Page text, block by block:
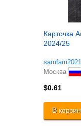
Карточка
2024/25
samfam2021
Москва
$0.61
В